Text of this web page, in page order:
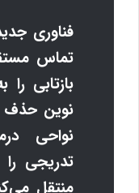
فناوری
تماس
بازتابی
نوین حذف
نواحی
تدریجی